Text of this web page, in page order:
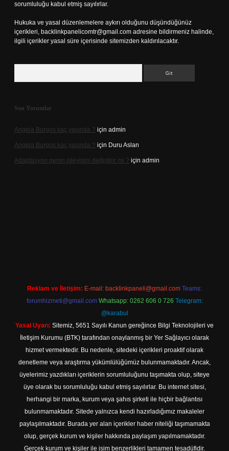
sorumluluğu kabul etmiş sayılırlar.
Hukuka ve yasal düzenlemelere aykırı olduğunu düşündüğünüz
içerikleri, backlinkpanelicomtr@gmail.com adresine bildirmeniz halinde,
ilgili içerikler yasal süre içerisinde sitemizden kaldırılacaktır.
Son Yorumlar
Angela Burgos kaç yaşında ? için admin
Angela Burgos kaç yaşında ? için Duru Aslan
Adaptasyon genin işleyişini değiştirir mi ? için admin
Reklam ve İletişim: E-mail: backlinkpaneli@gmail.com Teams:
forumhizmeti@gmail.com Whatsapp: 0262 606 0 726 Telegram:
@karabul
Yasal Uyarı: Sitemiz, 5651 Sayılı Kanun gereğince Bilgi Teknolojileri ve
İletişim Kurumu (BTK) tarafından onaylanmış bir Yer Sağlayıcı olarak
hizmet vermektedir. Bu nedenle, sitedeki içerikleri proaktif olarak
denetleme veya araştırma yükümlülüğümüz bulunmamaktadır. Ancak,
üyelerimiz yazdıkları içeriklerin sorumluluğunu taşımakta olup, siteye
üye olarak bu sorumluluğu kabul etmiş sayılırlar. Bu internet sitesi,
herhangi bir marka, kurum veya şahıs şirketi ile hiçbir bağlantısı
bulunmamaktadır. Sitede yalnızca kendi hazırladığımız makaleler
paylaşılmaktadır. Burada yer alan içerikler haber niteliği taşımamakta
olup, gerçek kurum ve kişiler hakkında paylaşım yapılmamaktadır.
Gerçek kurum ve kişiler ile isim benzerlikleri tamamen tesadüfidir.